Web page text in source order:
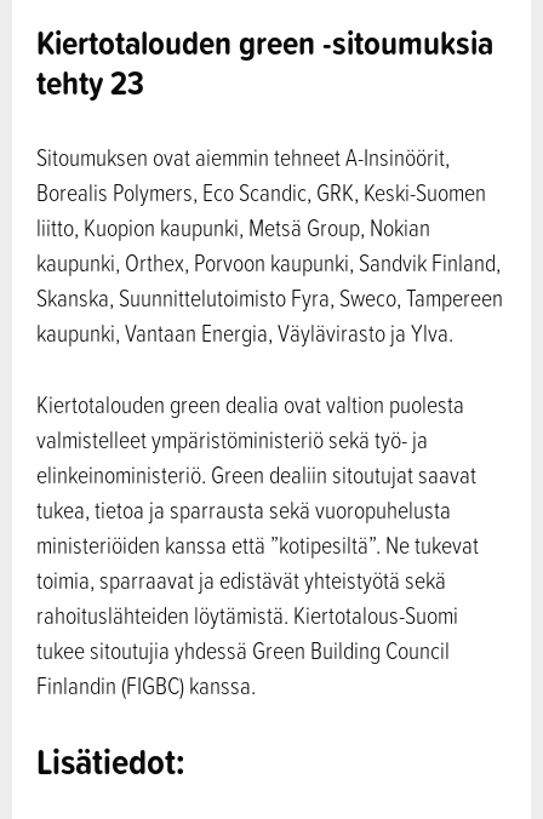
Kiertotalouden green -sitoumuksia
tehty 23
Sitoumuksen ovat aiemmin tehneet A-Insinöörit,
Borealis Polymers, Eco Scandic, GRK, Keski-Suomen
liitto, Kuopion kaupunki, Metsä Group, Nokian
kaupunki, Orthex, Porvoon kaupunki, Sandvik Finland,
Skanska, Suunnittelutoimisto Fyra, Sweco, Tampereen
kaupunki, Vantaan Energia, Väylävirasto ja Ylva.
Kiertotalouden green dealia ovat valtion puolesta
valmistelleet ympäristöministeriö sekä työ- ja
elinkeinoministeriö. Green dealiin sitoutujat saavat
tukea, tietoa ja sparrausta sekä vuoropuhelusta
ministeriöiden kanssa että ”kotipesiltä”. Ne tukevat
toimia, sparraavat ja edistävät yhteistyötä sekä
rahoituslähteiden löytämistä. Kiertotalous-Suomi
tukee sitoutujia yhdessä Green Building Council
Finlandin (FIGBC) kanssa.
Lisätiedot: